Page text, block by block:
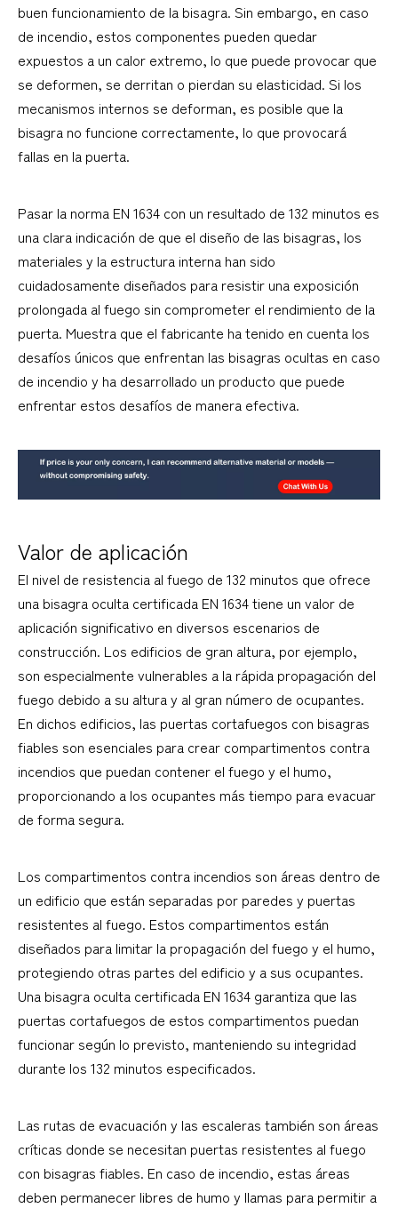
buen funcionamiento de la bisagra. Sin embargo, en caso
de incendio, estos componentes pueden quedar
expuestos a un calor extremo, lo que puede provocar que
se deformen, se derritan o pierdan su elasticidad. Si los
mecanismos internos se deforman, es posible que la
bisagra no funcione correctamente, lo que provocará
fallas en la puerta.
Pasar la norma EN 1634 con un resultado de 132 minutos es
una clara indicación de que el diseño de las bisagras, los
materiales y la estructura interna han sido
cuidadosamente diseñados para resistir una exposición
prolongada al fuego sin comprometer el rendimiento de la
puerta. Muestra que el fabricante ha tenido en cuenta los
desafíos únicos que enfrentan las bisagras ocultas en caso
de incendio y ha desarrollado un producto que puede
enfrentar estos desafíos de manera efectiva.
Valor de aplicación
El nivel de resistencia al fuego de 132 minutos que ofrece
una bisagra oculta certificada EN 1634 tiene un valor de
aplicación significativo en diversos escenarios de
construcción. Los edificios de gran altura, por ejemplo,
son especialmente vulnerables a la rápida propagación del
fuego debido a su altura y al gran número de ocupantes.
En dichos edificios, las puertas cortafuegos con bisagras
fiables son esenciales para crear compartimentos contra
incendios que puedan contener el fuego y el humo,
proporcionando a los ocupantes más tiempo para evacuar
de forma segura.
Los compartimentos contra incendios son áreas dentro de
un edificio que están separadas por paredes y puertas
resistentes al fuego. Estos compartimentos están
diseñados para limitar la propagación del fuego y el humo,
protegiendo otras partes del edificio y a sus ocupantes.
Una bisagra oculta certificada EN 1634 garantiza que las
puertas cortafuegos de estos compartimentos puedan
funcionar según lo previsto, manteniendo su integridad
durante los 132 minutos especificados.
Las rutas de evacuación y las escaleras también son áreas
críticas donde se necesitan puertas resistentes al fuego
con bisagras fiables. En caso de incendio, estas áreas
deben permanecer libres de humo y llamas para permitir a